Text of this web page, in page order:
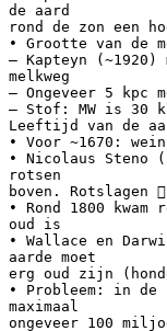
de aard
rond de zon een
• Grootte van de
– Kapteyn
melkweg
– Ongeveer 5 kpc
– Stof: MW is 30
Leeftijd van de
• Voor ~1670:
• Nicolaus Steno
rotsen
boven.
• Rond 1800
oud is
• Wallace en
aarde moet
erg oud zijn
• Probleem: in de
maximaal
ongeveer 100